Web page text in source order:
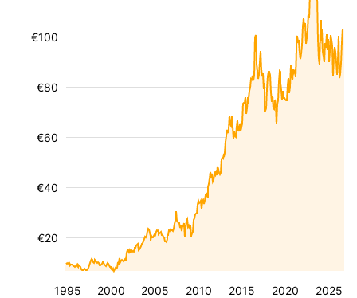
1995 2000 2005 2010 2015 2020 2025
€20
€40
€60
€80
€100